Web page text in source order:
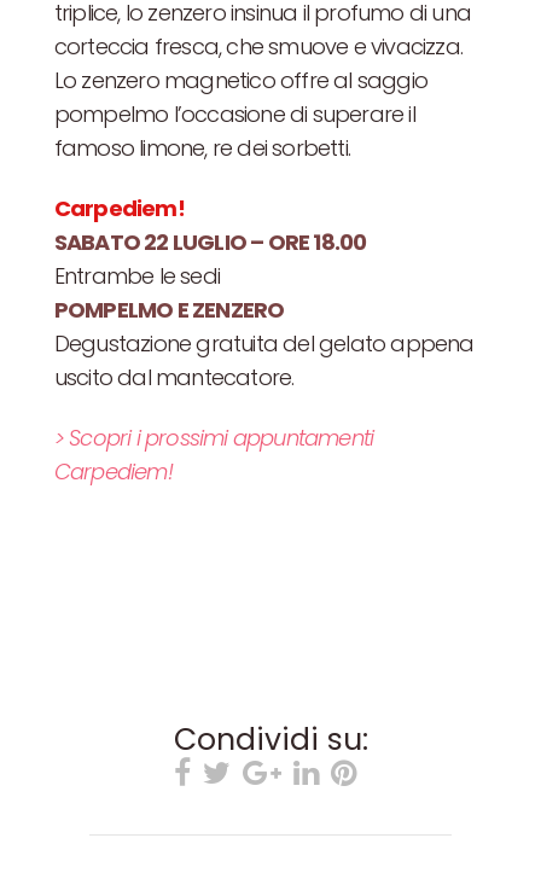
triplice, lo zenzero insinua il profumo di una
corteccia fresca, che smuove e vivacizza.
Lo zenzero magnetico offre al saggio
pompelmo l’occasione di superare il
famoso limone, re dei sorbetti.
Carpediem!
SABATO 22 LUGLIO – ORE 18.00
Entrambe le sedi
POMPELMO E ZENZERO
Degustazione gratuita del gelato appena
uscito dal mantecatore.
> Scopri i prossimi appuntamenti
Carpediem!
Condividi su: